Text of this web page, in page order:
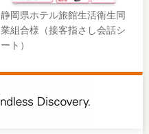
静岡県ホテル旅館生活衛生同
業組合様（接客指さし会話シ
ート）